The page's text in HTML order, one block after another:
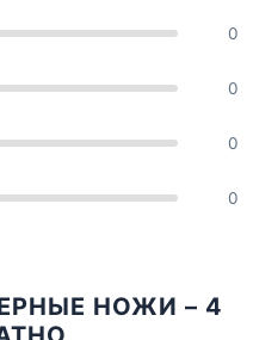
0
0
0
0
НОЖИ – 4